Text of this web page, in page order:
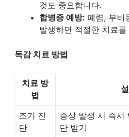
것도 중요합니다.
합병증 예방: 폐렴, 부비
발생하면 적절한 치료
독감 치료 방법
치료 방
법
조기 진
단
증상 발생 시 즉시
단 받기